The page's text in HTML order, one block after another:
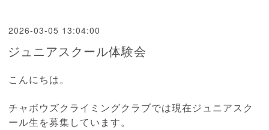
2026-03-05 13:04:00
ジュニアスクール体験会
こんにちは。
チャボウズクライミングクラブでは現在ジュニアスク
ール生を募集しています。